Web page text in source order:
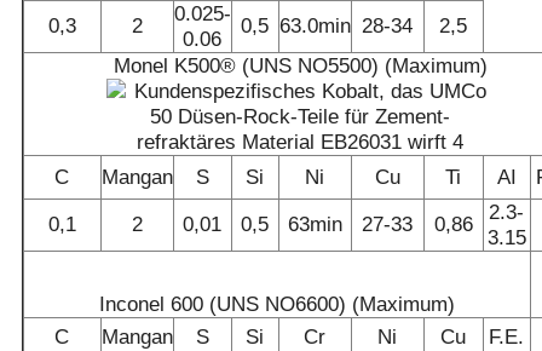
0,3 2
0.025-
0.06
0,5 63.0min 28-34
2,5
Monel K500® (UNS NO5500) (Maximum)
C Mangan S Si Ni Cu Ti AI
0,1
2 0,01 0,5 63min 27-33 0,86
2.3-
3.15
Inconel 600 (UNS NO6600) (Maximum)
C
Mangan S Si Cr Ni Cu
F.E.